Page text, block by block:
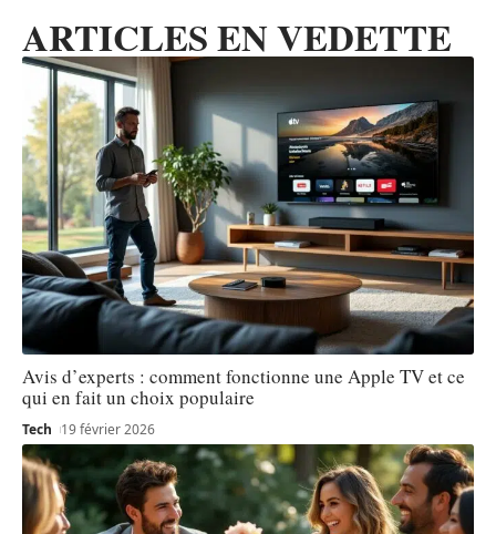
ARTICLES EN VEDETTE
Avis d’experts : comment fonctionne une Apple TV et ce
qui en fait un choix populaire
Tech 19 février 2026